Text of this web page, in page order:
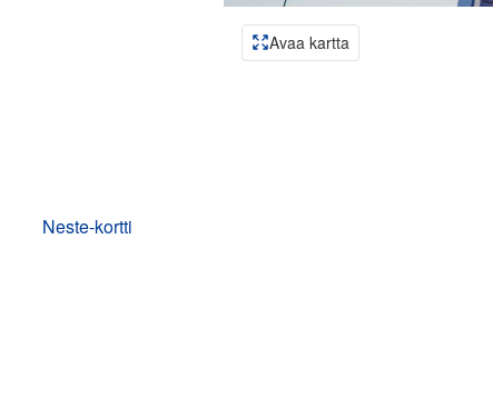
Neste-kortti
Avaa kartta